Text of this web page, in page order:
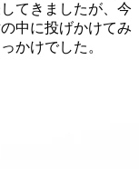
てきましたが、今
中に投げかけてみ
かけでした。